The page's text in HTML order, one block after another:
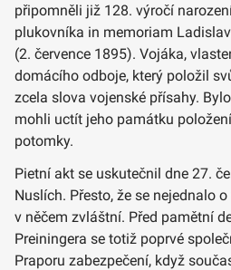
připomněli již 128. výročí
plukovníka in memoriam
(2. července 1895). Vojáka,
domácího odboje, který položil
zcela slova vojenské přísahy.
mohli uctít jeho památku
potomky.
Pietní akt se uskutečnil dne 27.
Nuslích. Přesto, že se nejednalo
v něčem zvláštní. Před pamětní
Preiningera se totiž poprvé
Praporu zabezpečení, když